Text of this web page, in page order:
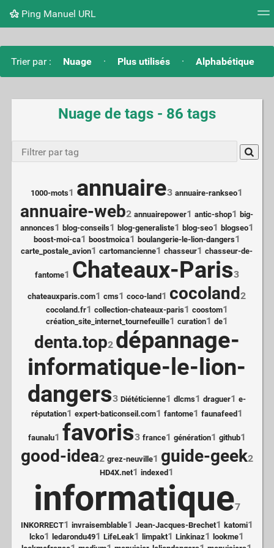
Ping Manuel URL
Trier par :
Nuage · Plus utilisés · Alphabétique
Nuage de tags - 86 tags
more
results.
1000-mots1 annuaire3 annuaire-rankseo1
annuaire-web2 annuairepower1 antic-shop1 big-
annonces1 blog-conseils1 blog-generaliste1 blog-seo1 blogseo1
boost-moi-ca1 boostmoica1 boulangerie-le-lion-dangers1
carte_postale_avion1 cartomancienne1 chasseur1 chasseur-de-
fantome1 Chateaux-Paris3
chateauxparis.com1 cms1 coco-land 1 cocoland2
cocoland.fr1 collection-chateaux-paris1 coostom1
création_site_internet_tournefeuille1 curation1 de1
denta.top2 dépannage-
informatique-le-lion-
dangers3 Diététicienne1 dlcms1 draguer1 e-
réputation1 expert-baticonseil.com1 fantome1 faunafeed1
faunalu1 favoris3 france1 génération1 github1
good-idea2 grez-neuville1 guide-geek2
HD4X.net1 indexed 1
informatique7
INKORRECT1 invraisemblable1 Jean-Jacques-Brechet1 katomi1
lcko1 ledarondu491 LifeLeak1 limpakt1 Linkinaz1 lookme1